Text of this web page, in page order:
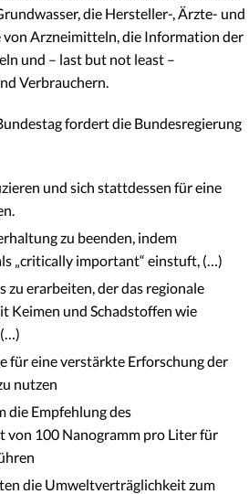
die Hersteller-, Ärzte- und
Arzneimitteln, die Information der
und – last but not least –
Verbrauchern.
fordert die Bundesregierung
und sich stattdessen für eine
zu beenden, indem
„critically important“ einstuft, (…)
zu erarbeiten, der das regionale
Keimen und Schadstoffen wie
für eine verstärkte Erforschung der
nutzen
die Empfehlung des
von 100 Nanogramm pro Liter für
die Umweltverträglichkeit zum